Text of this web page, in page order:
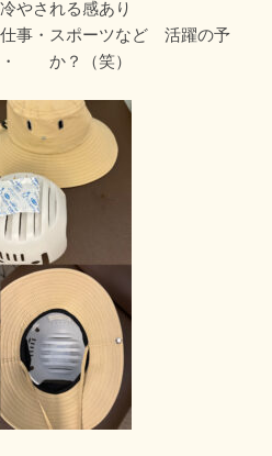
やされる感あり
事・スポーツなど 活躍の予
か？（笑）